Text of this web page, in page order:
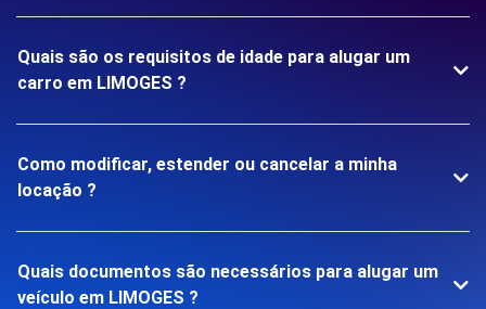
Quais são os requisitos de idade para alugar um
carro em LIMOGES ?
Como modificar, estender ou cancelar a minha
locação ?
Quais documentos são necessários para alugar um
veículo em LIMOGES ?